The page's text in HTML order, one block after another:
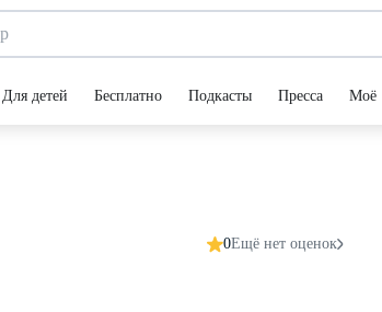
Для детей Бесплатно Подкасты Пресса Моё
0Ещё нет оценок